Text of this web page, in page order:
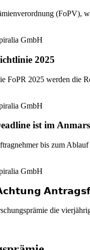
(FoPV),
2025
FoPR 2025 werden die
ist im
bis zum
die